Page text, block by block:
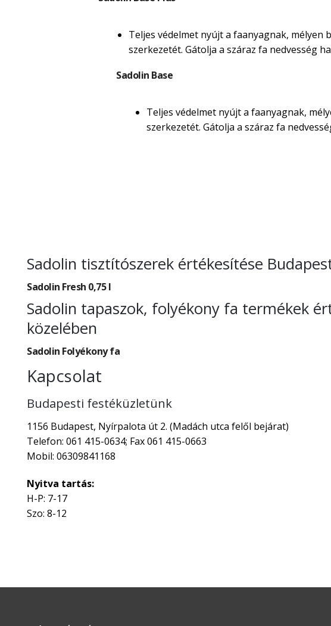
Teljes védelmet nyújt a faanyagnak,
szerkezetét. Gátolja a száraz fa nedvesség
Sadolin Base
Teljes védelmet nyújt a faanyagnak,
szerkezetét. Gátolja a száraz fa
Sadolin tisztítószerek értékesítése
Sadolin Fresh 0,75 l
Sadolin tapaszok, folyékony fa termékek
közelében
Sadolin Folyékony fa
Kapcsolat
Budapesti festéküzletünk
1156 Budapest, Nyírpalota út 2. (Madách utca felől bejárat)
Telefon: 061 415-0634; Fax 061 415-0663
Mobil: 06309841168
Nyitva tartás:
H-P: 7-17
Szo: 8-12